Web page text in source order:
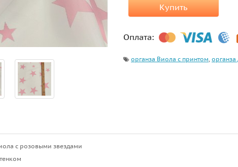
Купить
Оплата:
органза Виола с принтом, органза
с розовыми звездами